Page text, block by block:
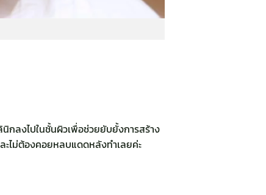
นิกลงไปในชั้นผิวเพื่อช่วยยับยั้งการสร้าง
ะไม่ต้องคอยหลบแดดหลังทำเลยค่ะ